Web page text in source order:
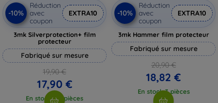
-10%
Réduction
avec
coupon
EXTRA10
3mk Silverprotection+ film
protecteur
Fabriqué sur mesure
19,90 €
17,90 €
En stock > 5 pièces
-10%
Réduction
avec
coupon
EXTRA10
3mk Hammer film protecteur
Fabriqué sur mesure
20,90 €
18,82 €
En stock 3 pièces